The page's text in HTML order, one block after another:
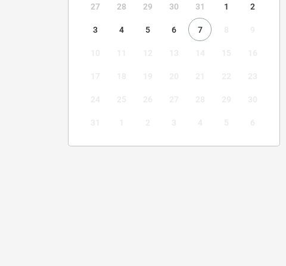
27 28 29 30 31 1 2
3 4 5 6 7